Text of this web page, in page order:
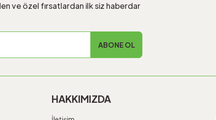
ve özel fırsatlardan ilk siz haberdar
ABONE OL
HAKKIMIZDA